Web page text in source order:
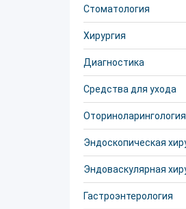
Стоматология
Хирургия
Диагностика
Средства для ухода
Оториноларингология
Эндоскопическая
Эндоваскулярная
Гастроэнтерология